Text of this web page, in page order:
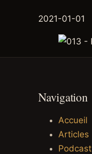
2021-01-01
Navigation
Accueil
Articles
Podcast